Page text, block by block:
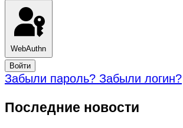
WebAuthn
Войти
Забыли пароль? Забыли логин?
Последние новости